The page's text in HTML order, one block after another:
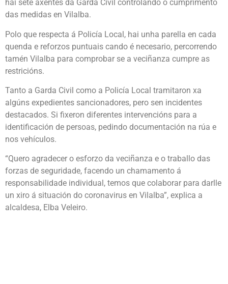
hai sete axentes da Garda Civil controlando o cumprimento
das medidas en Vilalba.
Polo que respecta á Policía Local, hai unha parella en cada
quenda e reforzos puntuais cando é necesario, percorrendo
tamén Vilalba para comprobar se a veciñanza cumpre as
restricións.
Tanto a Garda Civil como a Policía Local tramitaron xa
algúns expedientes sancionadores, pero sen incidentes
destacados. Si fixeron diferentes intervencións para a
identificación de persoas, pedindo documentación na rúa e
nos vehículos.
“Quero agradecer o esforzo da veciñanza e o traballo das
forzas de seguridade, facendo un chamamento á
responsabilidade individual, temos que colaborar para darlle
un xiro á situación do coronavirus en Vilalba”, explica a
alcaldesa, Elba Veleiro.